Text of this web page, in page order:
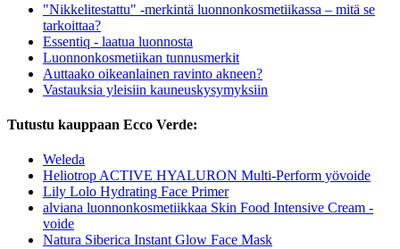
"Nikkelitestattu" -merkintä luonnonkosmetiikassa – mitä se
tarkoittaa?
Essentiq - laatua luonnosta
Luonnonkosmetiikan tunnusmerkit
Auttaako oikeanlainen ravinto akneen?
Vastauksia yleisiin kauneuskysymyksiin
Tutustu kauppaan Ecco Verde:
Weleda
Heliotrop ACTIVE HYALURON Multi-Perform yövoide
Lily Lolo Hydrating Face Primer
alviana luonnonkosmetiikkaa Skin Food Intensive Cream -
voide
Natura Siberica Instant Glow Face Mask